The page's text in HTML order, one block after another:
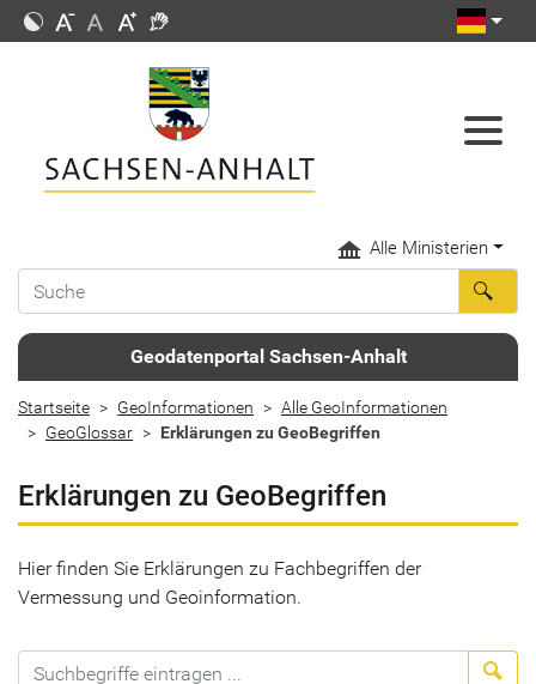
Alle Ministerien
Geodatenportal Sachsen-Anhalt
Startseite GeoInformationen
Alle GeoInformationen
GeoGlossar
Erklärungen zu GeoBegriffen
Erklärungen zu GeoBegriffen
Hier finden Sie Erklärungen zu Fachbegriffen der
Vermessung und Geoinformation.